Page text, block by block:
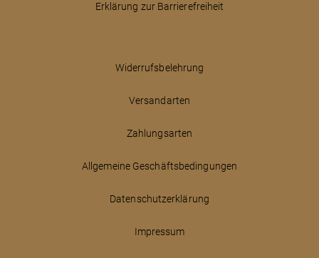
Erklärung zur Barrierefreiheit
Widerrufsbelehrung
Versandarten
Zahlungsarten
Allgemeine Geschäftsbedingungen
Datenschutzerklärung
Impressum